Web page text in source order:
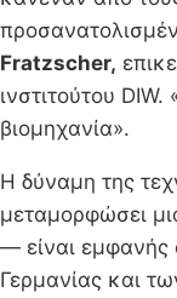
Fratzscher,
ινστιτούτου
βιομηχανία».
Η δύναμη της
μεταμορφώσει
— είναι εμφανής
Γερμανίας και